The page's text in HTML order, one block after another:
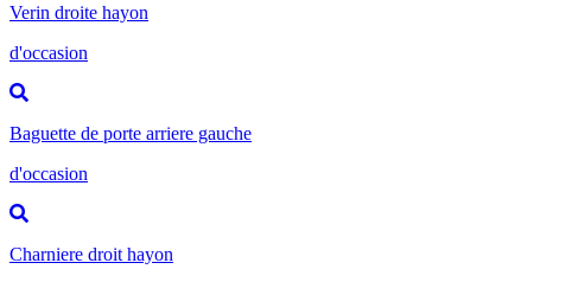
Verin droite hayon
d'occasion
Baguette de porte arriere gauche
d'occasion
Charniere droit hayon